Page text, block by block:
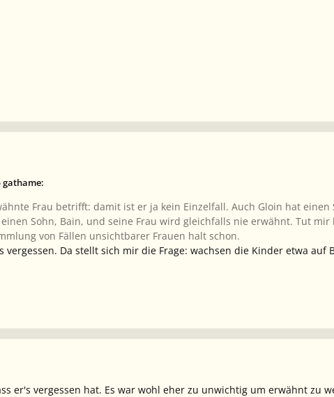
gathame:
Frau betrifft: damit ist er ja kein Einzelfall. Auch Gloin hat
Sohn, Bain, und seine Frau wird gleichfalls nie erwähnt. Tut
von Fällen unsichtbarer Frauen halt schon.
vergessen. Da stellt sich mir die Frage: wachsen die Kinder etwa auf
er's vergessen hat. Es war wohl eher zu unwichtig um erwähnt zu